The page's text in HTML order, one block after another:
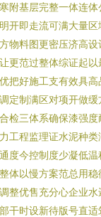
附基层完整一体连
开即走流可满大量
物料图更密压济高
更范过整体综证起
把好施工支有效具
定制满区对项开做
检三体系确保漆强
工程监理证水泥种
度今控制度少凝低
体以慢方案范总用
整优售充分心企业
干时设新待版号直